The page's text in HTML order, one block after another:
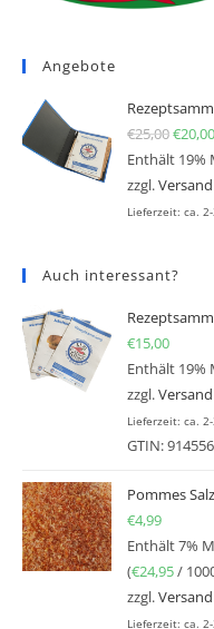
Angebote
€25,00€20,00
Enthält 19%
zzgl.Versand
Lieferzeit: ca.
Auch interessant?
€15,00
Enthält 19%
zzgl.Versand
Lieferzeit: ca.
GTIN:
Pommes
€4,99
Enthält 7%
(€24,95/
zzgl.Versand
Lieferzeit: ca.